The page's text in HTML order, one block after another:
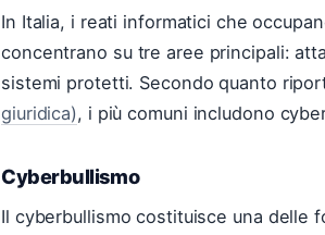
In Italia, i reati informatici che
concentrano su tre aree principali:
sistemi protetti. Secondo quanto
giuridica), i più comuni includono
Cyberbullismo
Il cyberbullismo costituisce una delle